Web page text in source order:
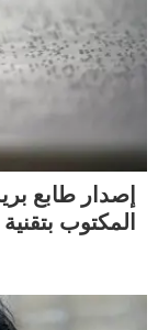
إصدار طابع
المكتوب